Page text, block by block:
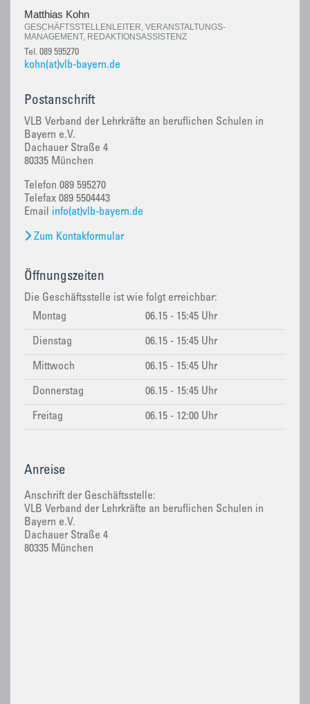
Matthias Kohn
GESCHÄFTSSTELLENLEITER, VERANSTALTUNGS-
MANAGEMENT, REDAKTIONSASSISTENZ
Tel. 089 595270
kohn(at)vlb-bayern.de
Postanschrift
VLB Verband der Lehrkräfte an beruflichen Schulen in
Bayern e.V.
Dachauer Straße 4
80335 München
Telefon 089 595270
Telefax 089 5504443
Email info(at)vlb-bayern.de
Zum Kontakformular
Öffnungszeiten
Die Geschäftsstelle ist wie folgt erreichbar:
Montag
06.15 - 15:45 Uhr
Dienstag 06.15 - 15:45 Uhr
Mittwoch 06.15 - 15:45 Uhr
Donnerstag 06.15 - 15:45 Uhr
Freitag 06.15 - 12:00 Uhr
Anreise
Anschrift der Geschäftsstelle:
VLB Verband der Lehrkräfte an beruflichen Schulen in
Bayern e.V.
Dachauer Straße 4
80335 München